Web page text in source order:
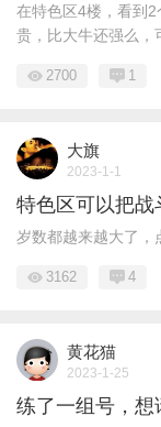
在特色区4楼，看到
贵，比大牛还强么，
2700 1
大旗
2023-1-1
特色区可以把战
岁数都越来越大了，
3162 4
黄花猫
2023-1-25
练了一组号，想